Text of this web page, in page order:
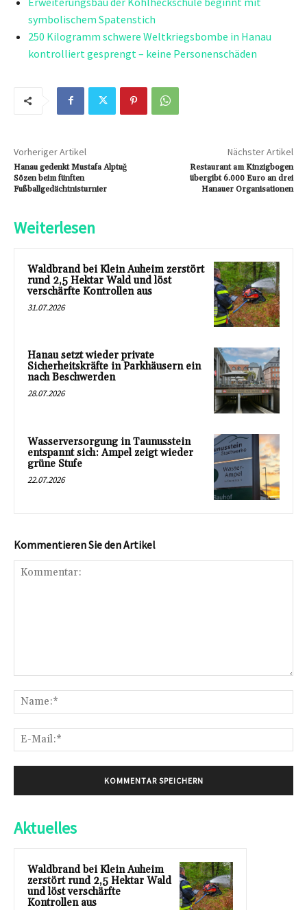
symbolischem Spatenstich
250 Kilogramm schwere Weltkriegsbombe in Hanau
kontrolliert gesprengt – keine Personenschäden
Vorheriger Artikel
Hanau gedenkt Mustafa Alptuğ
Sözen beim fünften
Fußballgedächtnisturnier
Nächster Artikel
Restaurant am Kinzigbogen
übergibt 6.000 Euro an drei
Hanauer Organisationen
Weiterlesen
Waldbrand bei Klein Auheim zerstört
rund 2,5 Hektar Wald und löst
verschärfte Kontrollen aus
31.07.2026
Hanau setzt wieder private
Sicherheitskräfte in Parkhäusern ein
nach Beschwerden
28.07.2026
Wasserversorgung in Taunusstein
entspannt sich: Ampel zeigt wieder
grüne Stufe
22.07.2026
Kommentieren Sie den Artikel
Aktuelles
Waldbrand bei Klein Auheim
zerstört rund 2,5 Hektar Wald
und löst verschärfte
Kontrollen aus